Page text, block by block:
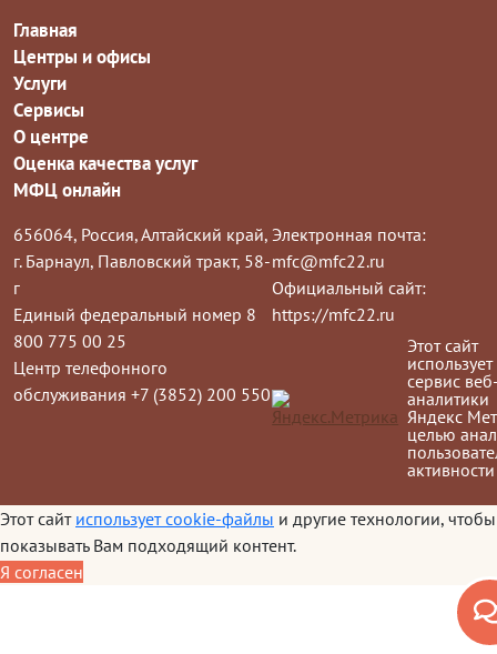
Главная
Центры и офисы
Услуги
Сервисы
О центре
Оценка качества услуг
МФЦ онлайн
656064, Россия, Алтайский край,
г. Барнаул, Павловский тракт, 58-
г
Единый федеральный номер 8
800 775 00 25
Центр телефонного
обслуживания +7 (3852) 200 550
Электронная почта:
mfc@mfc22.ru
Официальный сайт:
https://mfc22.ru
Этот сайт
использует
сервис
аналитики
Яндекс
целью
активности
Этот сайт использует cookie-файлы и другие технологии, чтобы
показывать Вам подходящий контент.
Я согласен